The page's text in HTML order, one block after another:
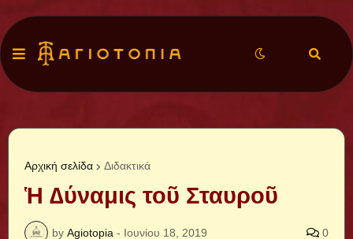
Αρχική σελίδα Διδακτικά
Ἡ ∆ύναμις τοῦ Σταυροῦ
by Agiotopia - Ιουνίου 18, 2019 0